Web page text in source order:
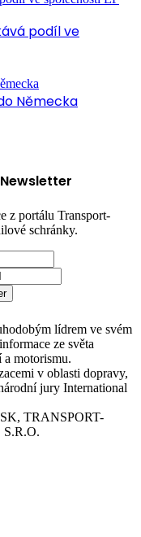
podíl ve
Německa
z portálu Transport-
schránky.
lídrem ve svém
ze světa
motorismu.
v oblasti dopravy,
jury International
TRANSPORT-